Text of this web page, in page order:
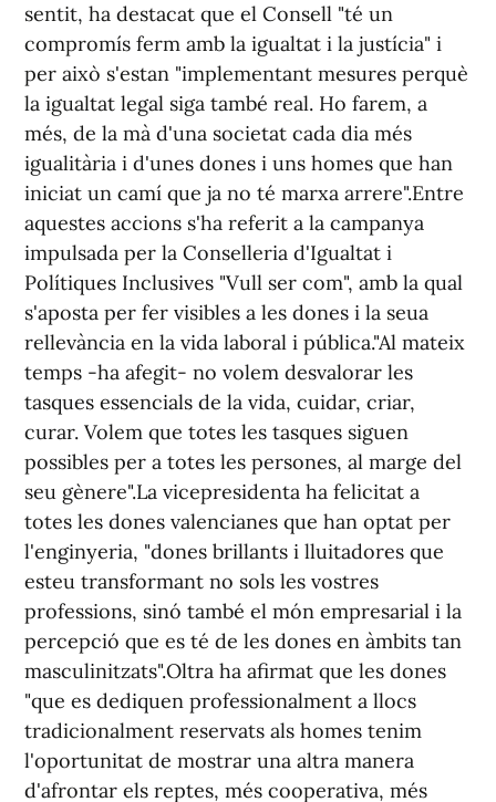
sentit, ha destacat que el Consell "té un
compromís ferm amb la igualtat i la justícia" i
per això s'estan "implementant mesures perquè
la igualtat legal siga també real. Ho farem, a
més, de la mà d'una societat cada dia més
igualitària i d'unes dones i uns homes que han
iniciat un camí que ja no té marxa arrere".Entre
aquestes accions s'ha referit a la campanya
impulsada per la Conselleria d'Igualtat i
Polítiques Inclusives "Vull ser com", amb la qual
s'aposta per fer visibles a les dones i la seua
rellevància en la vida laboral i pública."Al mateix
temps -ha afegit- no volem desvalorar les
tasques essencials de la vida, cuidar, criar,
curar. Volem que totes les tasques siguen
possibles per a totes les persones, al marge del
seu gènere".La vicepresidenta ha felicitat a
totes les dones valencianes que han optat per
l'enginyeria, "dones brillants i lluitadores que
esteu transformant no sols les vostres
professions, sinó també el món empresarial i la
percepció que es té de les dones en àmbits tan
masculinitzats".Oltra ha afirmat que les dones
"que es dediquen professionalment a llocs
tradicionalment reservats als homes tenim
l'oportunitat de mostrar una altra manera
d'afrontar els reptes, més cooperativa, més